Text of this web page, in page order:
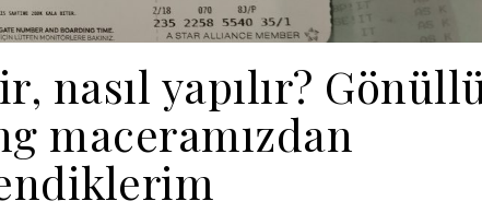
nasıl yapılır?
maceramızdan